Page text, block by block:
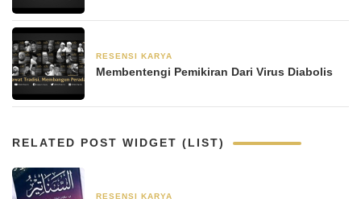
RESENSI KARYA
Membentengi Pemikiran Dari Virus Diabolis
RELATED POST WIDGET (LIST)
RESENSI KARYA